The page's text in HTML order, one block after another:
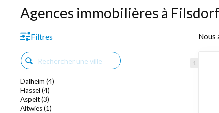
Agences immobilières à Filsdorf
Filtres
Dalheim (4)
Hassel (4)
Aspelt (3)
Altwies (1)
Nous